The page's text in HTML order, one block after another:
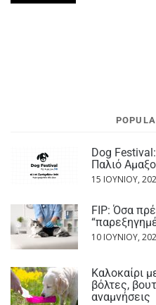
Dog
Παλιό
15 ΙΟΥΝΊΟΥ,
FIP: Όσα
10 ΙΟΥΝΊΟΥ,
Καλοκαίρι
βόλτες,
αναμνήσεις